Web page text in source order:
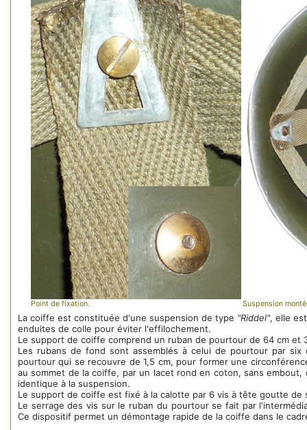
Point de fixation. Suspension
La coiffe est constituée d'une suspension de type "Riddel", elle
enduites de colle pour éviter l'effilochement.
Le support de coiffe comprend un ruban de pourtour de 64 cm et
Les rubans de fond sont assemblés à celui de pourtour par
pourtour qui se recouvre de 1,5 cm, pour former une
au sommet de la coiffe, par un lacet rond en coton, sans
identique à la suspension.
Le support de coiffe est fixé à la calotte par 6 vis à tête goutte
Le serrage des vis sur le ruban du pourtour se fait par
Ce dispositif permet un démontage rapide de la coiffe dans le